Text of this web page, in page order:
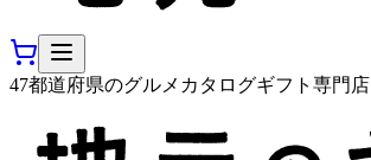
47都道府県のグルメカタログギフト専門店